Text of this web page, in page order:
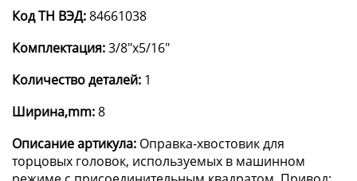
Код ТН ВЭД:84661038
Комплектация:3/8"x5/16"
Количество деталей: 1
Ширина,mm:8
Описание артикула: Оправка-хвостовик для
торцовых головок, используемых в машинном